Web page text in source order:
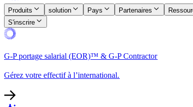
Produits​​ solution​​ Pays​​ Partenaires​​
S'inscrire​​
G-P portage salarial (EOR)™ & G-P Contractor​​
Gérez votre effectif à l’international.​​